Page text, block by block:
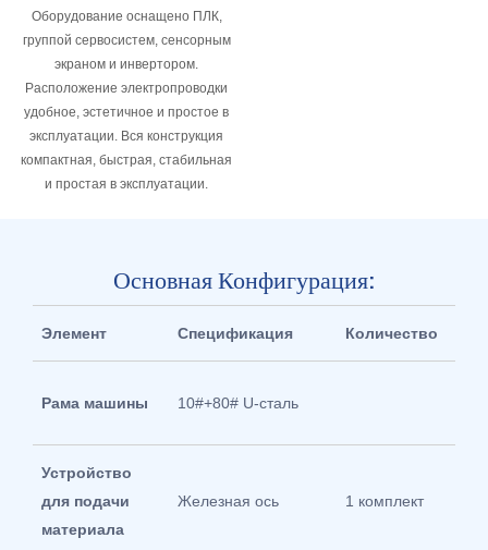
Оборудование оснащено ПЛК,
группой сервосистем, сенсорным
экраном и инвертором.
Расположение электропроводки
удобное, эстетичное и простое в
эксплуатации. Вся конструкция
компактная, быстрая, стабильная
и простая в эксплуатации.
Основная Конфигурация:
Элемент Спецификация Количество
Рама машины 10#+80# U-сталь
Устройство
для подачи
материала
Железная ось 1 комплект